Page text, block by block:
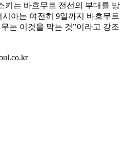
키는 바흐무트 전선의 부대를 방
아는 여전히 9일까지 바흐무트
는 이것을 막는 것”이라고 강조